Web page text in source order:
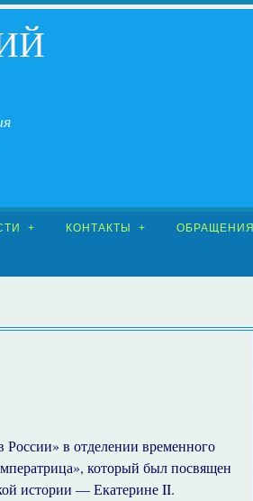
КОНТАКТЫ ОБРАЩЕНИЯ
в отделении временного
который был посвящен
истории — Екатерине II.